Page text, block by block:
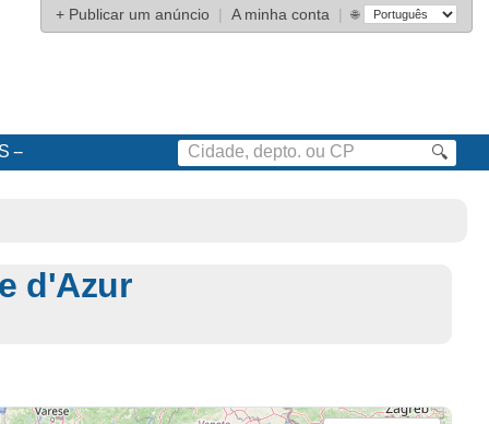
+ Publicar um anúncio | A minha conta | 🌐
🔍
d'Azur